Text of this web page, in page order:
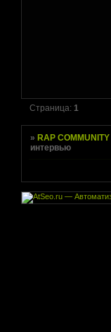
Страница:1
» RAP COMMUNITY
интервью